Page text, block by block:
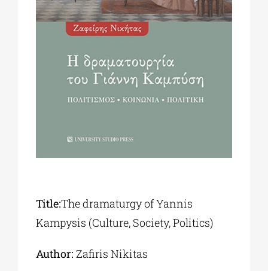
Phd/DOCTORATE
EDUCATIONAL INSTITUTIONS
Title:The dramaturgy of Yannis
Kampysis (Culture, Society, Politics)
Author: Ζafiris Nikitas